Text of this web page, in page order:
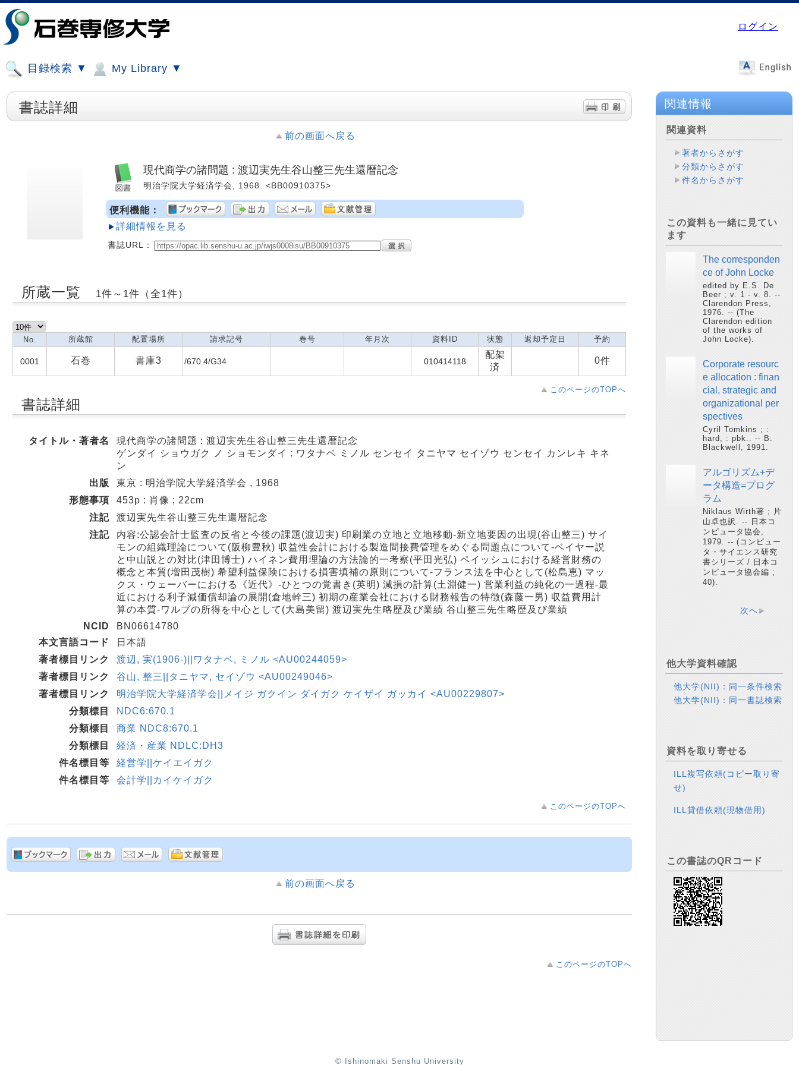
ログイン
目録検索 ▼ My Library ▼
書誌詳細
前の画面へ戻る
現代商学の諸問題 : 渡辺実先生谷山整三先生還暦記念
明治学院大学経済学会, 1968. <BB00910375>
便利機能：
詳細情報を見る
書誌URL：
所蔵一覧 1件～1件（全1件）
No. 所蔵館 配置場所 請求記号 巻号 年月次 資料ID 状態 返却予定日 予約
0001 石巻 書庫3 /670.4/G34 010414118
配架
済
0件
このページのTOPへ
書誌詳細
タイトル・著者名
現代商学の諸問題 : 渡辺実先生谷山整三先生還暦記念
ゲンダイ ショウガク ノ ショモンダイ : ワタナベ ミノル センセイ タニヤマ セイゾウ センセイ カンレキ キネ
ン
出版
東京 : 明治学院大学経済学会 , 1968
形態事項
453p : 肖像 ; 22cm
注記
渡辺実先生谷山整三先生還暦記念
注記
内容:公認会計士監査の反省と今後の課題(渡辺実) 印刷業の立地と立地移動-新立地要因の出現(谷山整三) サイ
モンの組織理論について(阪柳豊秋) 収益性会計における製造間接費管理をめぐる問題点について-ベイヤー説
と中山説との対比(津田博士) ハイネン費用理論の方法論的一考察(平田光弘) ペイッシュにおける経営財務の
概念と本質(増田茂樹) 希望利益保険における損害填補の原則について-フランス法を中心として(松島恵) マッ
クス・ウェーバーにおける《近代》-ひとつの覚書き(英明) 減損の計算(土淵健一) 営業利益の純化の一過程-最
近における利子減価償却論の展開(倉地幹三) 初期の産業会社における財務報告の特徴(森藤一男) 収益費用計
算の本質-ワルプの所得を中心として(大島美留) 渡辺実先生略歴及び業績 谷山整三先生略歴及び業績
NCID
BN06614780
本文言語コード
日本語
著者標目リンク
渡辺, 実(1906-)||ワタナベ, ミノル <AU00244059>
著者標目リンク
谷山, 整三||タニヤマ, セイゾウ <AU00249046>
著者標目リンク
明治学院大学経済学会||メイジ ガクイン ダイガク ケイザイ ガッカイ <AU00229807>
分類標目
NDC6:670.1
分類標目
商業 NDC8:670.1
分類標目
経済・産業 NDLC:DH3
件名標目等
経営学||ケイエイガク
件名標目等
会計学||カイケイガク
このページのTOPへ
前の画面へ戻る
このページのTOPへ
関連情報
関連資料
著者からさがす
分類からさがす
件名からさがす
この資料も一緒に見てい
ます
The corresponden
ce of John Locke
edited by E.S. De
Beer ; v. 1 - v. 8. --
Clarendon Press,
1976. -- (The
Clarendon edition
of the works of
John Locke).
Corporate resourc
e allocation : finan
cial, strategic and
organizational per
spectives
Cyril Tomkins ; :
hard, : pbk.. -- B.
Blackwell, 1991.
アルゴリズム+デ
ータ構造=プログ
ラム
Niklaus Wirth著 ; 片
山卓也訳. -- 日本コ
ンピュータ協会,
1979. -- (コンピュー
タ・サイエンス研究
書シリーズ / 日本コ
ンピュータ協会編 ;
40).
次へ
他大学資料確認
他大学(NII)：同一条件検索
他大学(NII)：同一書誌検索
資料を取り寄せる
ILL複写依頼(コピー取り寄
せ)
ILL貸借依頼(現物借用)
この書誌のQRコード
© Ishinomaki Senshu University